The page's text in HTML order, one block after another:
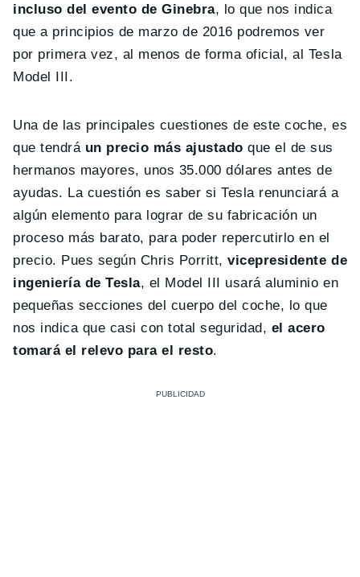
incluso del evento de Ginebra, lo que nos indica
que a principios de marzo de 2016 podremos ver
por primera vez, al menos de forma oficial, al Tesla
Model III.
Una de las principales cuestiones de este coche, es
que tendrá un precio más ajustado que el de sus
hermanos mayores, unos 35.000 dólares antes de
ayudas. La cuestión es saber si Tesla renunciará a
algún elemento para lograr de su fabricación un
proceso más barato, para poder repercutirlo en el
precio. Pues según Chris Porritt,vicepresidente de
ingeniería de Tesla, el Model III usará aluminio en
pequeñas secciones del cuerpo del coche, lo que
nos indica que casi con total seguridad, el acero
tomará el relevo para el resto.